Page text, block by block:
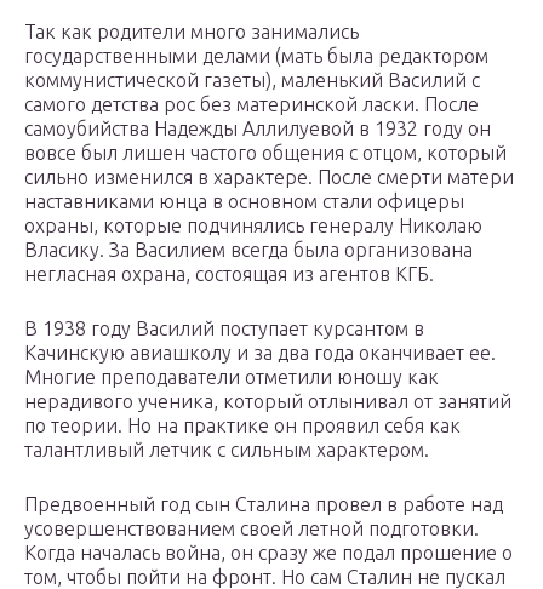
Так как родители много занимались
государственными делами (мать была редактором
коммунистической газеты), маленький Василий с
самого детства рос без материнской ласки. После
самоубийства Надежды Аллилуевой в 1932 году он
вовсе был лишен частого общения с отцом, который
сильно изменился в характере. После смерти матери
наставниками юнца в основном стали офицеры
охраны, которые подчинялись генералу Николаю
Власику. За Василием всегда была организована
негласная охрана, состоящая из агентов КГБ.
В 1938 году Василий поступает курсантом в
Качинскую авиашколу и за два года оканчивает ее.
Многие преподаватели отметили юношу как
нерадивого ученика, который отлынивал от занятий
по теории. Но на практике он проявил себя как
талантливый летчик с сильным характером.
Предвоенный год сын Сталина провел в работе над
усовершенствованием своей летной подготовки.
Когда началась война, он сразу же подал прошение о
том, чтобы пойти на фронт. Но сам Сталин не пускал